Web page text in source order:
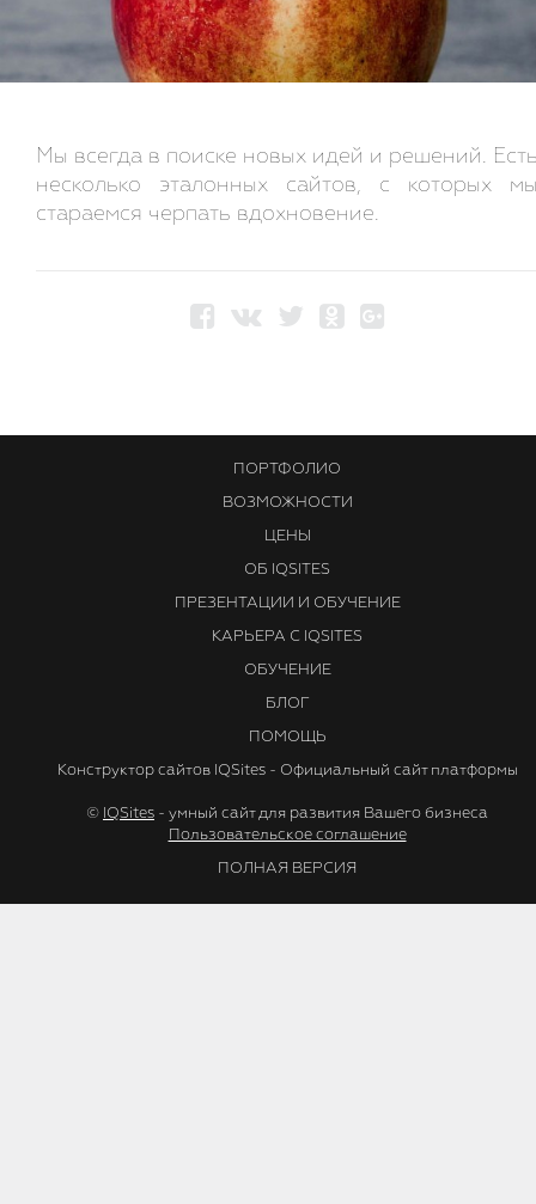
Мы всегда в поиске новых идей и решений.
несколько эталонных сайтов, с которых
стараемся черпать вдохновение.
ПОРТФОЛИО
ВОЗМОЖНОСТИ
ЦЕНЫ
ОБ IQSITES
ПРЕЗЕНТАЦИИ И ОБУЧЕНИЕ
КАРЬЕРА С IQSITES
ОБУЧЕНИЕ
БЛОГ
ПОМОЩЬ
Конструктор сайтов IQSites - Официальный сайт платформы
© IQSites - умный сайт для развития Вашего бизнеса
Пользовательское соглашение
ПОЛНАЯ ВЕРСИЯ